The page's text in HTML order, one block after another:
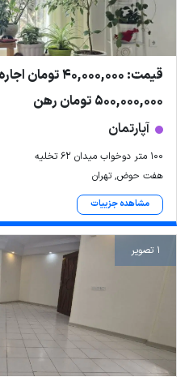
قیمت: 40,000,000 تومان اجاره
500,000,000 تومان رهن
آپارتمان
۱۰۰ متر دوخواب میدان ۶۲ تخلیه
هفت حوض, تهران
مشاهده جزییات
1 تصویر